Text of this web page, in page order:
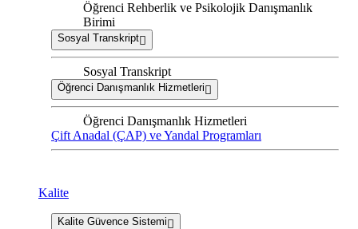
Öğrenci Rehberlik ve Psikolojik Danışmanlık
Birimi
Sosyal Transkript
Sosyal Transkript
Öğrenci Danışmanlık Hizmetleri
Öğrenci Danışmanlık Hizmetleri
Çift Anadal (ÇAP) ve Yandal Programları
Kalite
Kalite Güvence Sistemi